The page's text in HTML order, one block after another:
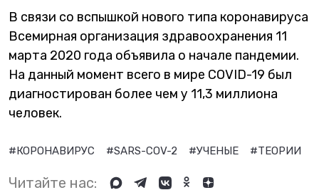
В связи со вспышкой нового типа коронавируса
Всемирная организация здравоохранения 11
марта 2020 года объявила о начале пандемии.
На данный момент всего в мире COVID-19 был
диагностирован более чем у 11,3 миллиона
человек.
#КОРОНАВИРУС #SARS-COV-2 #УЧЕНЫЕ #ТЕОРИИ
Читайте нас: